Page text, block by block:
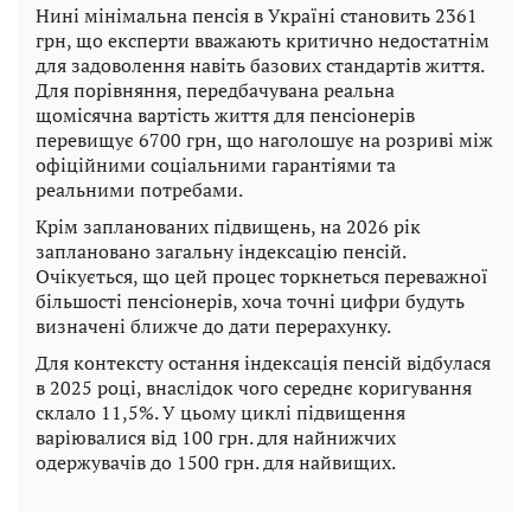
Нині мінімальна пенсія в Україні становить 2361
грн, що експерти вважають критично недостатнім
для задоволення навіть базових стандартів життя.
Для порівняння, передбачувана реальна
щомісячна вартість життя для пенсіонерів
перевищує 6700 грн, що наголошує на розриві між
офіційними соціальними гарантіями та
реальними потребами.
Крім запланованих підвищень, на 2026 рік
заплановано загальну індексацію пенсій.
Очікується, що цей процес торкнеться переважної
більшості пенсіонерів, хоча точні цифри будуть
визначені ближче до дати перерахунку.
Для контексту остання індексація пенсій відбулася
в 2025 році, внаслідок чого середнє коригування
склало 11,5%. У цьому циклі підвищення
варіювалися від 100 грн. для найнижчих
одержувачів до 1500 грн. для найвищих.